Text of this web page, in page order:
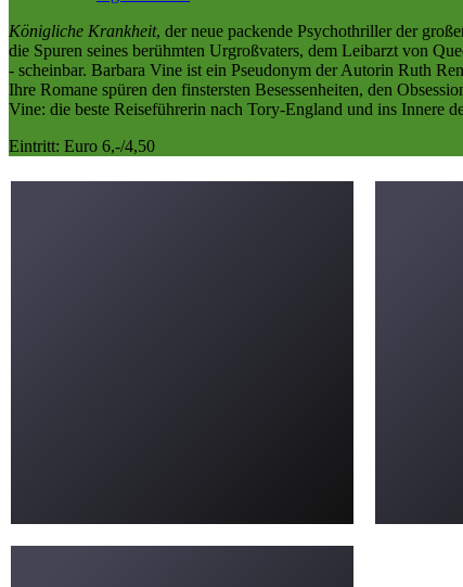
Königliche Krankheit, der neue packende Psychothriller der
die Spuren seines berühmten Urgroßvaters, dem Leibarzt von
- scheinbar. Barbara Vine ist ein Pseudonym der Autorin Ruth
Ihre Romane spüren den finstersten Besessenheiten, den
Vine: die beste Reiseführerin nach Tory-England und ins Innere
Eintritt: Euro 6,-/4,50